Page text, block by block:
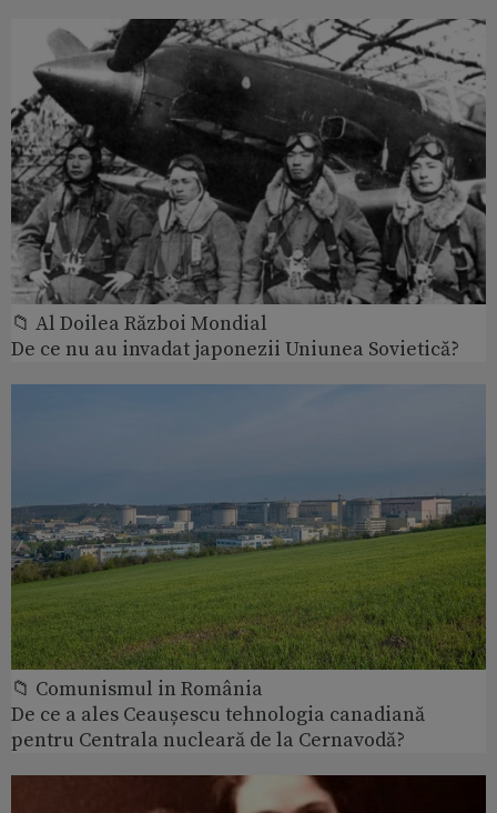
📁 Al Doilea Război Mondial
De ce nu au invadat japonezii Uniunea Sovietică?
📁 Comunismul in România
De ce a ales Ceaușescu tehnologia canadiană
pentru Centrala nucleară de la Cernavodă?